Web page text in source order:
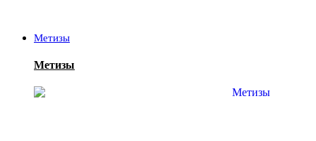
Метизы
Метизы